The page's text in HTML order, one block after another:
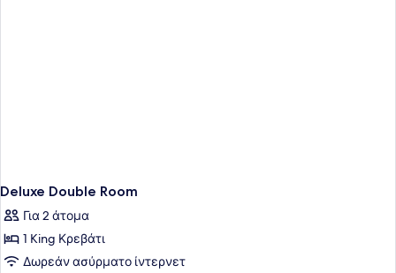
Deluxe Double Room
Για 2 άτομα
1 King Κρεβάτι
Δωρεάν ασύρματο ίντερνετ